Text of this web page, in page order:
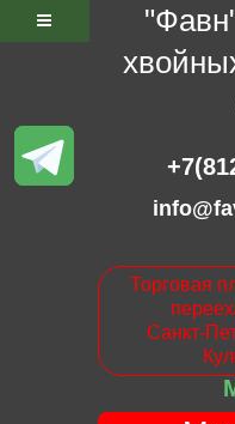
Торговая
Санкт-